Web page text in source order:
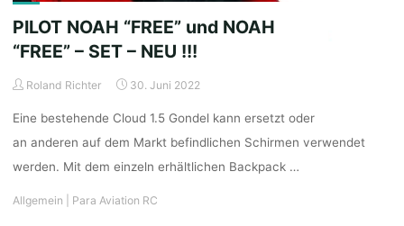
PILOT NOAH “FREE” und NOAH
“FREE” – SET – NEU !!!
Roland Richter 30. Juni 2022
Eine bestehende Cloud 1.5 Gondel kann ersetzt oder
an anderen auf dem Markt befindlichen Schirmen verwendet
werden. Mit dem einzeln erhältlichen Backpack …
Allgemein Para Aviation RC